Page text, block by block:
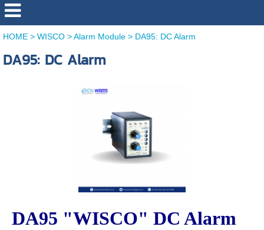
HOME> WISCO>Alarm Module> DA95: DC Alarm
DA95: DC Alarm
DA95 "WISCO" DC Alarm